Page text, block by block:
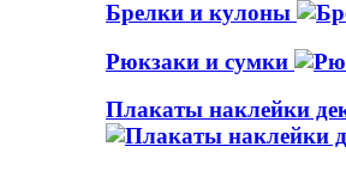
Брелки и кулоны
Рюкзаки и сумки
Плакаты наклейки